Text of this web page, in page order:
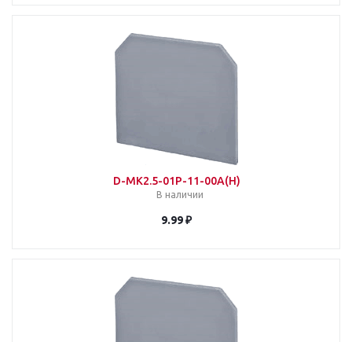
D-MK2.5-01P-11-00A(H)
В наличии
9.99 ₽